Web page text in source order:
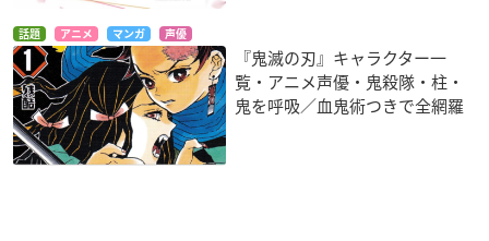
話題 アニメ マンガ 声優
『鬼滅の刃』キャラクター一
覧・アニメ声優・鬼殺隊・柱・
鬼を呼吸／血鬼術つきで全網羅